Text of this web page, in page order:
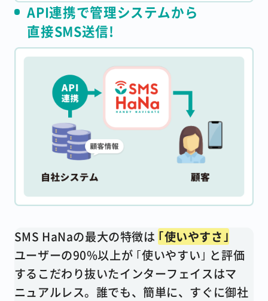
API連携で管理システムから
直接SMS送信!
SMS HaNaの最大の特徴は ｢使いやすさ｣
ユーザーの90%以上が ｢使いやすい｣ と評価
するこだわり抜いたインターフェイスはマ
ニュアルレス。誰でも、簡単に、すぐに御社